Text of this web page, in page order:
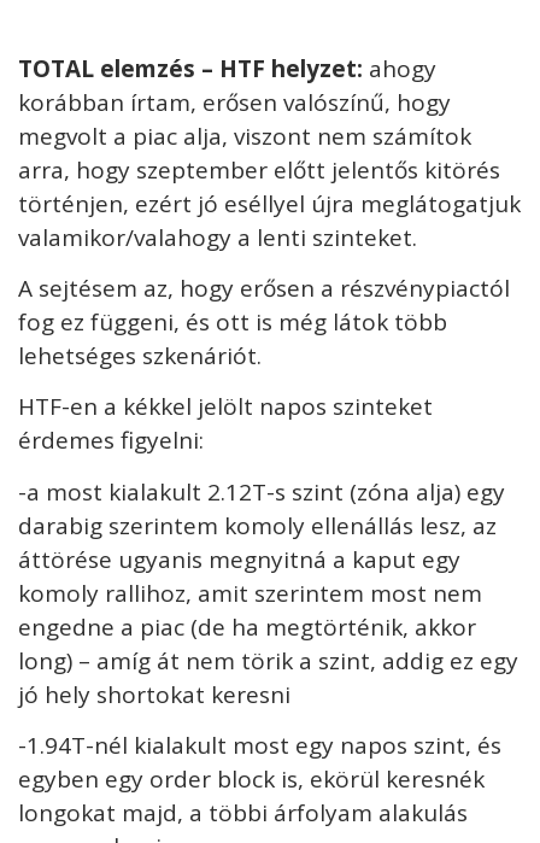
TOTAL elemzés – HTF helyzet: ahogy
korábban írtam, erősen valószínű, hogy
megvolt a piac alja, viszont nem számítok
arra, hogy szeptember előtt jelentős kitörés
történjen, ezért jó eséllyel újra meglátogatjuk
valamikor/valahogy a lenti szinteket.
A sejtésem az, hogy erősen a részvénypiactól
fog ez függeni, és ott is még látok több
lehetséges szkenáriót.
HTF-en a kékkel jelölt napos szinteket
érdemes figyelni:
-a most kialakult 2.12T-s szint (zóna alja) egy
darabig szerintem komoly ellenállás lesz, az
áttörése ugyanis megnyitná a kaput egy
komoly rallihoz, amit szerintem most nem
engedne a piac (de ha megtörténik, akkor
long) – amíg át nem törik a szint, addig ez egy
jó hely shortokat keresni
-1.94T-nél kialakult most egy napos szint, és
egyben egy order block is, ekörül keresnék
longokat majd, a többi árfolyam alakulás